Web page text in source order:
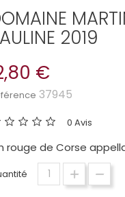
2019
€
37945
0 Avis
rouge de Corse